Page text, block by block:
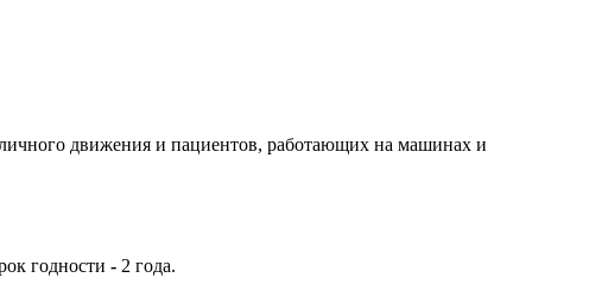
движения и пациентов, работающих на машинах и
годности - 2 года.